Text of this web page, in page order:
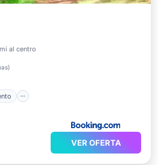
al centro
)
Aparcamiento
VER OFERTA